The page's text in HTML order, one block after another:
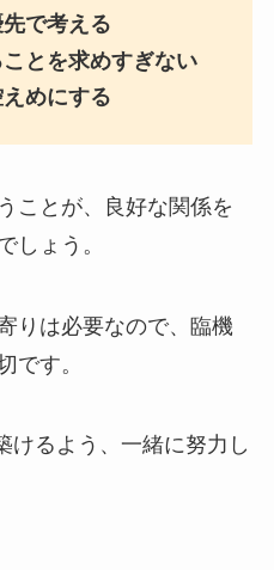
で考える
とを求めすぎない
めにする
ことが、良好な関係を
しょう。
りは必要なので、臨機
です。
けるよう、一緒に努力し